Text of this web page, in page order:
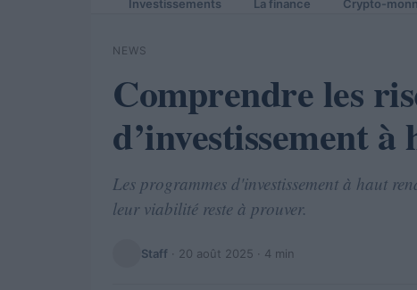
Investissements La finance Crypto-
NEWS
Comprendre les
d’investissement
Les programmes d'investissement à haut
leur viabilité reste à prouver.
Staff · 20 août 2025 · 4 min